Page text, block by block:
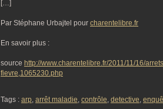
[…]
Par Stéphane Urbajtel pour charentelibre.fr
En savoir plus :
source http://www.charentelibre.fr/2011/11/16/
fievre,1065230.php
Tags : arp, arrêt maladie, contrôle, detective,